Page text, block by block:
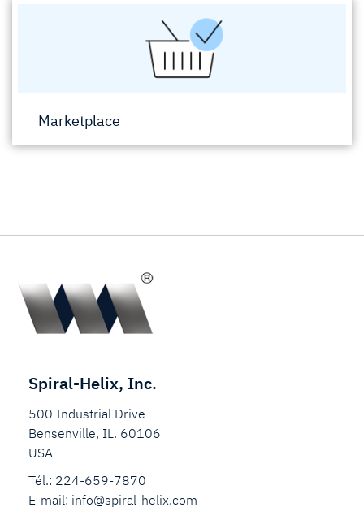
Marketplace
Spiral-Helix, Inc.
500 Industrial Drive
Bensenville, IL. 60106
USA
Tél.: 224-659-7870
E-mail: info@spiral-helix.com